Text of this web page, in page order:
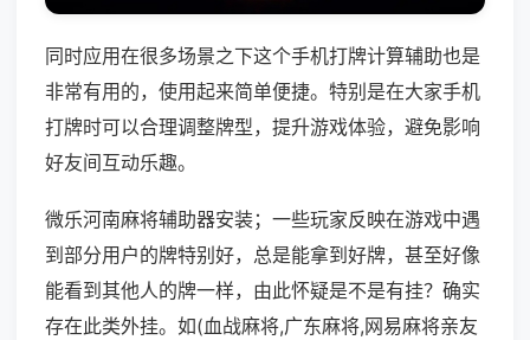
同时应用在很多场景之下这个手机打牌计算辅助也是
非常有用的，使用起来简单便捷。特别是在大家手机
打牌时可以合理调整牌型，提升游戏体验，避免影响
好友间互动乐趣。
微乐河南麻将辅助器安装；一些玩家反映在游戏中遇
到部分用户的牌特别好，总是能拿到好牌，甚至好像
能看到其他人的牌一样，由此怀疑是不是有挂？确实
存在此类外挂。如(血战麻将,广东麻将,网易麻将亲友